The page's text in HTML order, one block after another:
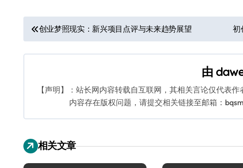
文
章
创业梦照现实：新兴项目点评与未来趋势展望 初
由
【声明】：站长网内容转载自互联网，其相关言论仅代表
内容存在版权问题，请提交相关链接至邮箱：
相关文章